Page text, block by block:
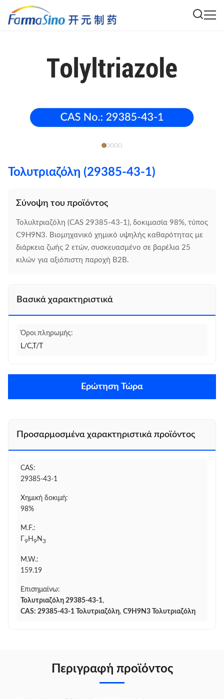
Τολυτριαζόλη (29385-43-1)
Σύνοψη του προϊόντος
Τολυλτριαζόλη (CAS 29385-43-1), δοκιμασία 98%, τύπος
C9H9N3. Βιομηχανικό χημικό υψηλής καθαρότητας με
διάρκεια ζωής 2 ετών, συσκευασμένο σε βαρέλια 25
κιλών για αξιόπιστη παροχή B2B.
Βασικά χαρακτηριστικά
Όροι πληρωμής:
L/C,T/T
Ερώτηση Τώρα
Προσαρμοσμένα χαρακτηριστικά προϊόντος
CAS:
29385-43-1
Χημική δοκιμή:
98%
M.F.:
9H 9N3
M.W.:
159.19
Επισημαίνω:
Τολυτριαζόλη 29385-43-1,
CAS: 29385-43-1 Τολυτριαζόλη, C9H9N3 Τολυτριαζόλη
Περιγραφή προϊόντος